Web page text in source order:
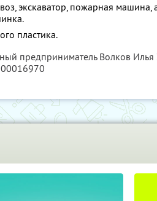
экскаватор, пожарная машина,
пластика.
предприниматель Волков Илья